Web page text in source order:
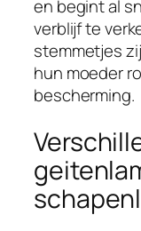
en begint al
verblijf te
stemmetjes
hun moeder
bescherming.